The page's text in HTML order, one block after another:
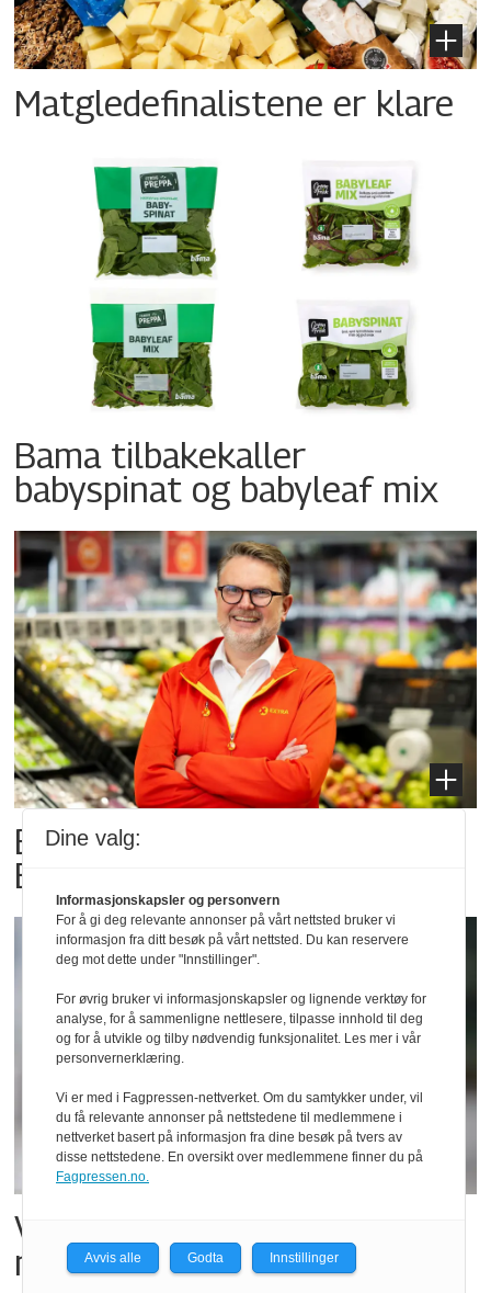
Matgledefinalistene er klare
Bama tilbakekaller
babyspinat og babyleaf mix
Billigbonanza da Norge slo
Elfenbenkysten
Vil vokse i brusmarkedet
med Dr Pepper
Dine valg:
Informasjonskapsler og personvern
For å gi deg relevante annonser på vårt nettsted bruker vi
informasjon fra ditt besøk på vårt nettsted. Du kan reservere
deg mot dette under "Innstillinger".
For øvrig bruker vi informasjonskapsler og lignende verktøy for
analyse, for å sammenligne nettlesere, tilpasse innhold til deg
og for å utvikle og tilby nødvendig funksjonalitet. Les mer i vår
personvernerklæring.
Vi er med i Fagpressen-nettverket. Om du samtykker under, vil
du få relevante annonser på nettstedene til medlemmene i
nettverket basert på informasjon fra dine besøk på tvers av
disse nettstedene. En oversikt over medlemmene finner du på
Fagpressen.no.
Avvis alle Godta Innstillinger